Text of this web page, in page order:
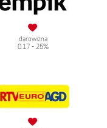
darowizna
0.17 - 25%